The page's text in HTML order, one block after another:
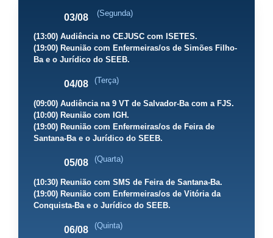
03/08 (Segunda)
(13:00) Audiência no CEJUSC com ISETES.
(19:00) Reunião com Enfermeiras/os de Simões Filho-
Ba e o Jurídico do SEEB.
04/08 (Terça)
(09:00) Audiência na 9 VT de Salvador-Ba com a FJS.
(10:00) Reunião com IGH.
(19:00) Reunião com Enfermeiras/os de Feira de
Santana-Ba e o Jurídico do SEEB.
05/08 (Quarta)
(10:30) Reunião com SMS de Feira de Santana-Ba.
(19:00) Reunião com Enfermeiras/os de Vitória da
Conquista-Ba e o Jurídico do SEEB.
06/08 (Quinta)